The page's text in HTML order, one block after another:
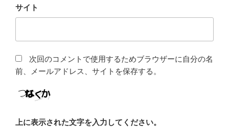
サイト
次回のコメントで使用するためブラウザーに自分の名
前、メールアドレス、サイトを保存する。
上に表示された文字を入力してください。